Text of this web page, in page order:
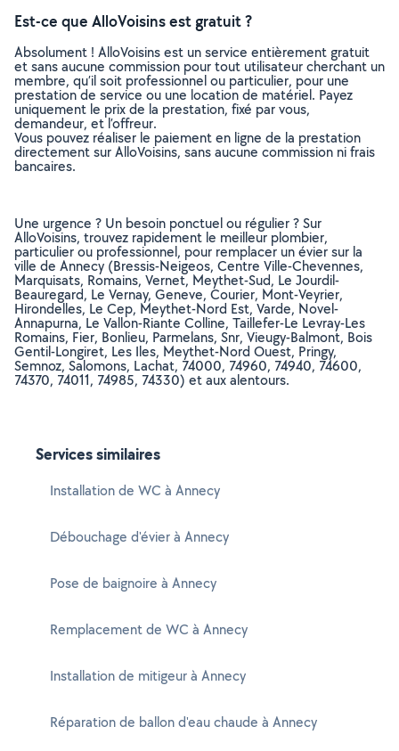
Est-ce que AlloVoisins est gratuit ?
Absolument ! AlloVoisins est un service entièrement gratuit
et sans aucune commission pour tout utilisateur cherchant un
membre, qu’il soit professionnel ou particulier, pour une
prestation de service ou une location de matériel. Payez
uniquement le prix de la prestation, fixé par vous,
demandeur, et l’offreur.
Vous pouvez réaliser le paiement en ligne de la prestation
directement sur AlloVoisins, sans aucune commission ni frais
bancaires.
Une urgence ? Un besoin ponctuel ou régulier ? Sur
AlloVoisins, trouvez rapidement le meilleur plombier,
particulier ou professionnel, pour remplacer un évier sur la
ville de Annecy (Bressis-Neigeos, Centre Ville-Chevennes,
Marquisats, Romains, Vernet, Meythet-Sud, Le Jourdil-
Beauregard, Le Vernay, Geneve, Courier, Mont-Veyrier,
Hirondelles, Le Cep, Meythet-Nord Est, Varde, Novel-
Annapurna, Le Vallon-Riante Colline, Taillefer-Le Levray-Les
Romains, Fier, Bonlieu, Parmelans, Snr, Vieugy-Balmont, Bois
Gentil-Longiret, Les Iles, Meythet-Nord Ouest, Pringy,
Semnoz, Salomons, Lachat, 74000, 74960, 74940, 74600,
74370, 74011, 74985, 74330) et aux alentours.
Services similaires
Installation de WC à Annecy
Débouchage d'évier à Annecy
Pose de baignoire à Annecy
Remplacement de WC à Annecy
Installation de mitigeur à Annecy
Réparation de ballon d'eau chaude à Annecy